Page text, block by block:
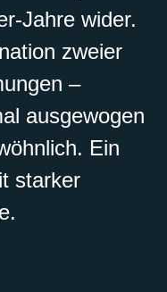
Jahre wider.
zweier
–
ausgewogen
Ein
starker